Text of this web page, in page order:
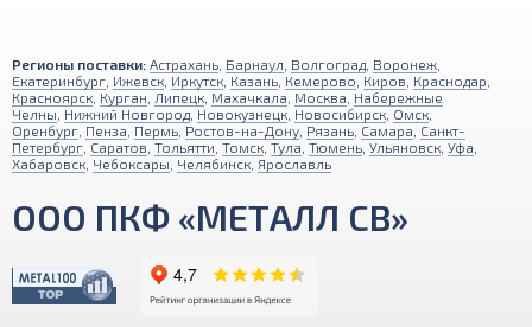
Регионы поставки: Астрахань Барнаул Волгоград Воронеж
Екатеринбург Ижевск Иркутск Казань Кемерово Киров Краснодар
Красноярск Курган Липецк Махачкала Москва Набережные
Челны Нижний Новгород Новокузнецк Новосибирск Омск
Оренбург Пенза Пермь Ростов-на-Дону Рязань Самара Санкт-
Петербург Саратов Тольятти Томск Тула Тюмень Ульяновск Уфа
Хабаровск Чебоксары Челябинск Ярославль
ООО ПКФ «МЕТАЛЛ СВ»